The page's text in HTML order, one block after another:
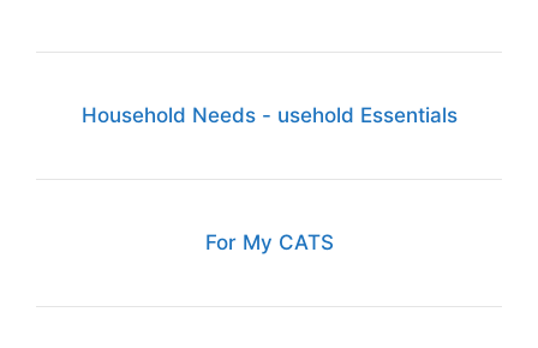
Household Needs - usehold Essentials
For My CATS